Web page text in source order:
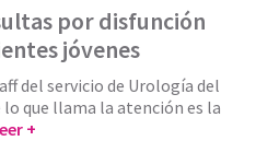
por disfunción
jóvenes
del servicio de Urología del
que llama la atención es la
+